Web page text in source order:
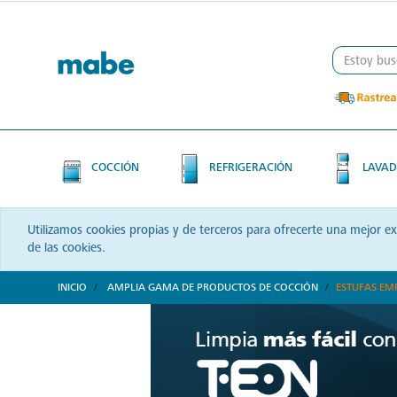
COCCIÓN REFRIGERACIÓN
Utilizamos cookies propias y de terceros para ofrecerte una mejor
de las cookies.
INICIO AMPLIA GAMA DE PRODUCTOS DE COCCIÓN ESTUFAS